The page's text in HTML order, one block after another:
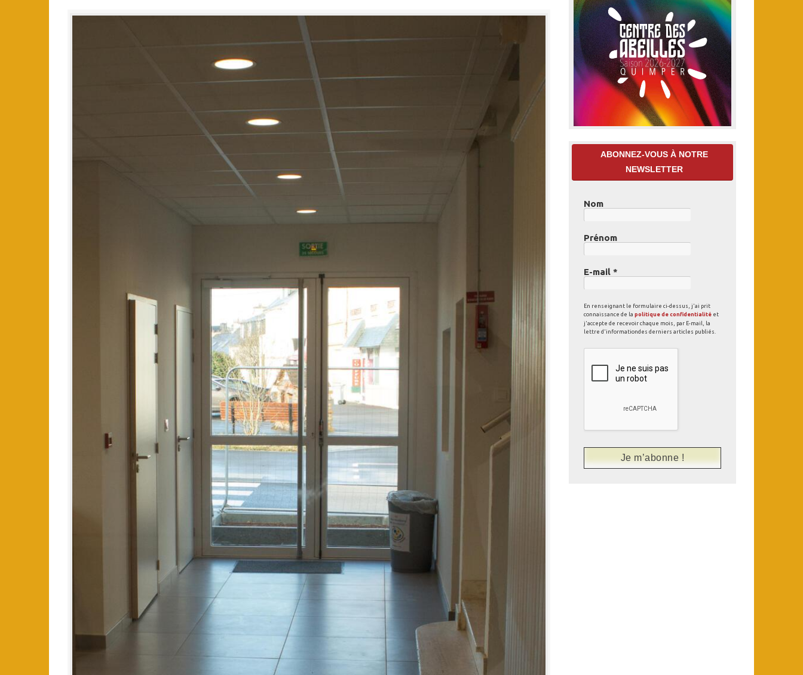
ABONNEZ-VOUS À NOTRE
NEWSLETTER
Nom
Prénom
E-mail *
En renseignant le formulaire ci-dessus, j'ai prit
connaissance de la politique de confidentialité et
j'accepte de recevoir chaque mois, par E-mail, la
lettre d'informationdes derniers articles publiés.